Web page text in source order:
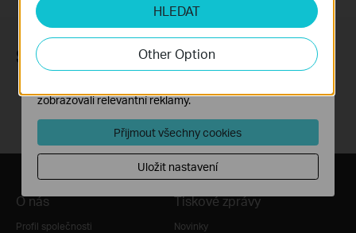
Sledujte nás
O nás
Profil společnosti
Tiskové zprávy
Novinky
HLEDAT
Other Option
Soubory cookie pro nám umožňují analyzovat vaše
aktivity na našich webových stránkách za účelem
zlepšení a přizpůsobení jejich funkčnosti.
Marketingové soubory cookie mohou prostřednictvím
zobrazovali relevantní reklamy.
Přijmout všechny cookies
Uložit nastavení